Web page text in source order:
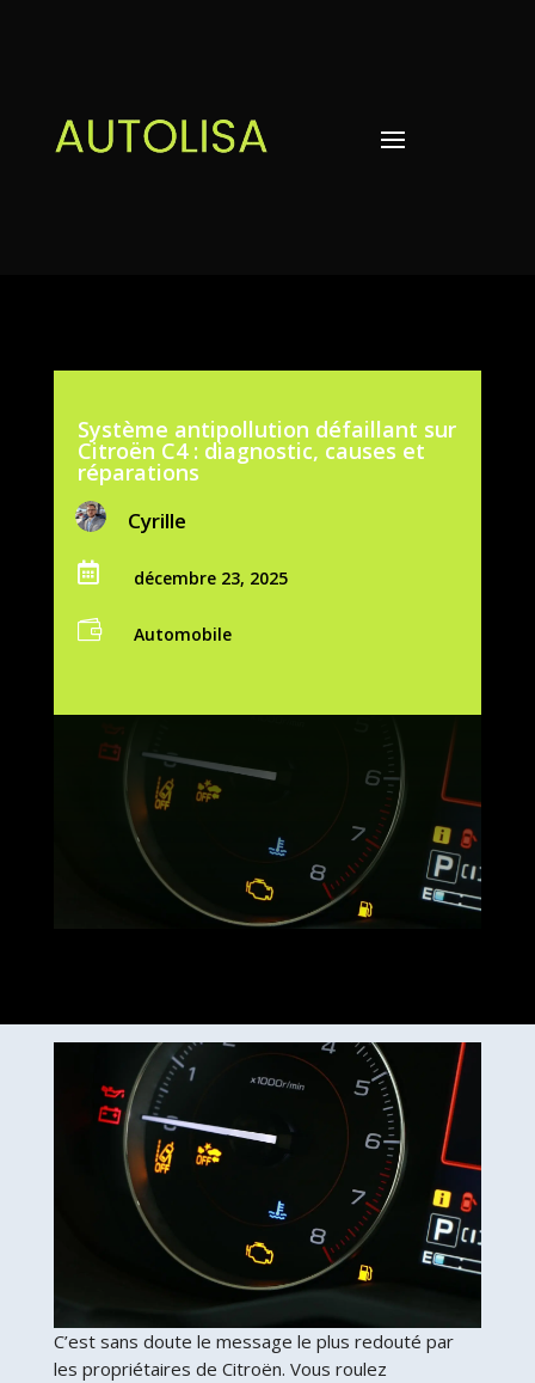
Système antipollution défaillant sur
Citroën C4 : diagnostic, causes et
réparations
Cyrille
 décembre 23, 2025
 Automobile
C’est sans doute le message le plus redouté par
les propriétaires de Citroën. Vous roulez